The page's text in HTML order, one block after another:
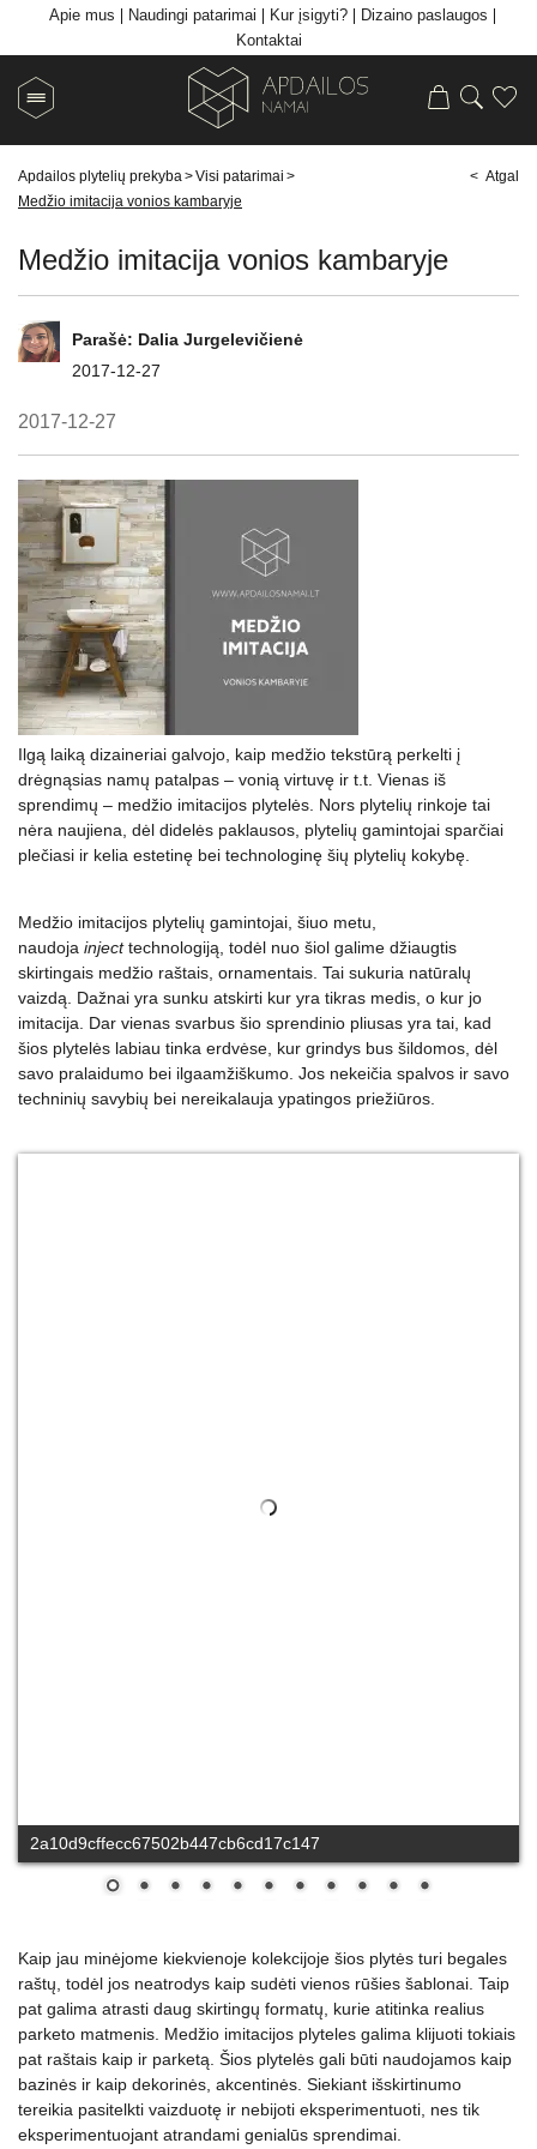
Apie mus Naudingi patarimai Kur įsigyti?
Dizaino paslaugos
Kontaktai
Apdailos plytelių prekyba >Visi patarimai >
Medžio imitacija vonios kambaryje
< Atgal
Medžio imitacija vonios kambaryje
Parašė: Dalia Jurgelevičienė
2017-12-27
2017-12-27
Ilgą laiką dizaineriai galvojo, kaip medžio tekstūrą perkelti į
drėgnąsias namų patalpas – vonią virtuvę ir t.t. Vienas iš
sprendimų – medžio imitacijos plytelės. Nors plytelių rinkoje tai
nėra naujiena, dėl didelės paklausos, plytelių gamintojai sparčiai
plečiasi ir kelia estetinę bei technologinę šių plytelių kokybę.
Medžio imitacijos plytelių gamintojai, šiuo metu,
naudoja injecttechnologiją, todėl nuo šiol galime džiaugtis
skirtingais medžio raštais, ornamentais. Tai sukuria natūralų
vaizdą. Dažnai yra sunku atskirti kur yra tikras medis, o kur jo
imitacija. Dar vienas svarbus šio sprendinio pliusas yra tai, kad
šios plytelės labiau tinka erdvėse, kur grindys bus šildomos, dėl
savo pralaidumo bei ilgaamžiškumo. Jos nekeičia spalvos ir savo
techninių savybių bei nereikalauja ypatingos priežiūros.
2a10d9cffecc67502b447cb6cd17c147
Kaip jau minėjome kiekvienoje kolekcijoje šios plytės turi begales
raštų, todėl jos neatrodys kaip sudėti vienos rūšies šablonai. Taip
pat galima atrasti daug skirtingų formatų, kurie atitinka realius
parketo matmenis. Medžio imitacijos plyteles galima klijuoti tokiais
pat raštais kaip ir parketą. Šios plytelės gali būti naudojamos kaip
bazinės ir kaip dekorinės, akcentinės. Siekiant išskirtinumo
tereikia pasitelkti vaizduotę ir nebijoti eksperimentuoti, nes tik